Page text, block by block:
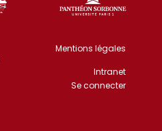
Mentions légales
Intranet
Se connecter